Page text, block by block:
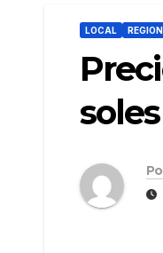
LOCAL